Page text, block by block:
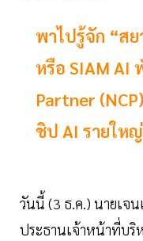
พาไปรู้จัก “สย
หรือ SIAM AI
Partner
ชิป AI รายให
วันนี้ (3 ธ.ค.) นายเจ
ประธานเจ้าหน้าที่บริ